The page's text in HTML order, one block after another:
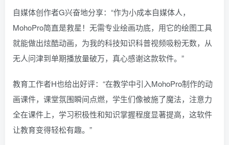
自媒体创作者G兴奋地分享：“作为小成本自媒体人，
MohoPro简直是救星！无需专业绘画功底，用它的绘图工具
就能做出炫酷动画，为我的科技知识科普视频吸粉无数，从
无人问津到单期播放量破万，真心感谢这款软件。”
教育工作者H也给出好评：“在教学中引入MohoPro制作的动
画课件，课堂氛围瞬间点燃，学生们像被施了魔法，注意力
全在课件上，学习积极性和知识掌握程度显著提高，这软件
让教育变得轻松有趣。”